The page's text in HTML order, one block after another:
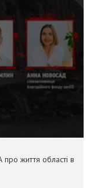
життя області в